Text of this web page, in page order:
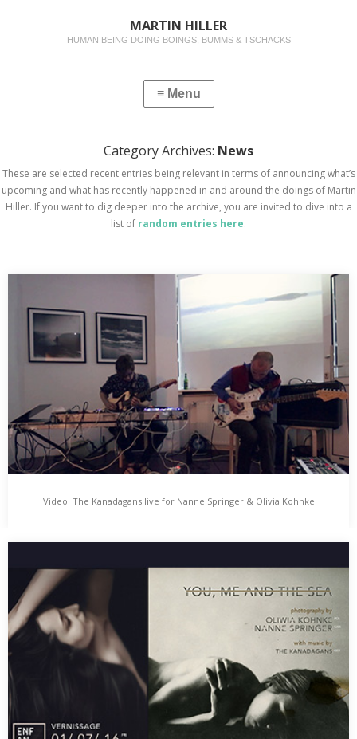
MARTIN HILLER
HUMAN BEING DOING BOINGS, BUMMS & TSCHACKS
Category Archives: News
These are selected recent entries being relevant in terms of announcing what’s
upcoming and what has recently happened in and around the doings of Martin
Hiller. If you want to dig deeper into the archive, you are invited to dive into a
list of random entries here.
Olivia Kohnke
Am 01. Juli spielten The Kanadagans im Enfants Artspace in
Hamburg zur Vernissage von Nanne Springer…
Video: The Kanadagans live for Nanne Springer & Olivia Kohnke